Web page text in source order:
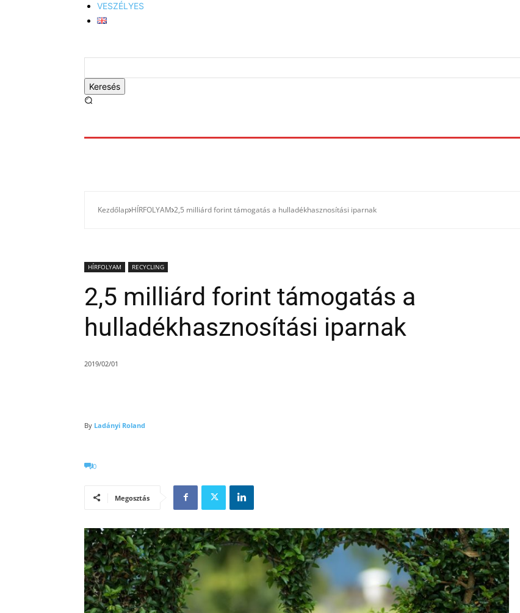
VESZÉLYES
Keresés
Kezdőlap HÍRFOLYAM 2,5 milliárd forint támogatás a hulladékhasznosítási iparnak
HÍRFOLYAM RECYCLING
2,5 milliárd forint támogatás a
hulladékhasznosítási iparnak
2019/02/01
By Ladányi Roland
0
Megosztás